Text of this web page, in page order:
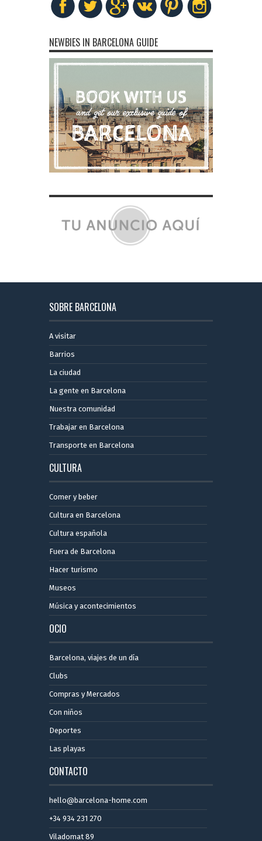
NEWBIES IN BARCELONA GUIDE
SOBRE BARCELONA
A visitar
Barrios
La ciudad
La gente en Barcelona
Nuestra comunidad
Trabajar en Barcelona
Transporte en Barcelona
CULTURA
Comer y beber
Cultura en Barcelona
Cultura española
Fuera de Barcelona
Hacer turismo
Museos
Música y acontecimientos
OCIO
Barcelona, ​​viajes de un día
Clubs
Compras y Mercados
Con niños
Deportes
Las playas
CONTACTO
hello@barcelona-home.com
+34 934 231 270
Viladomat 89